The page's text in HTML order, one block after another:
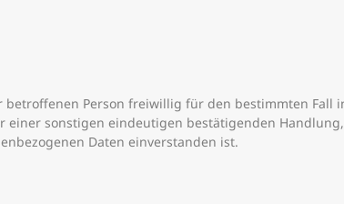
Person freiwillig für den bestimmten
einer sonstigen eindeutigen bestätigenden
Daten einverstanden ist.